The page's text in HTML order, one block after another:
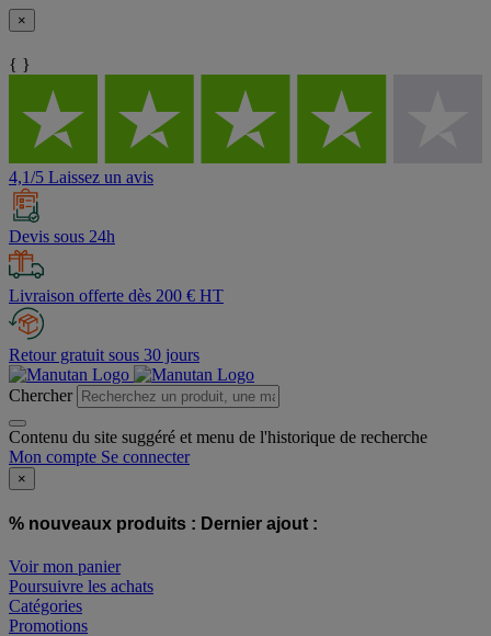
×
{ }
4,1/5 Laissez un avis
Devis sous 24h
Livraison offerte dès 200 € HT
Retour gratuit sous 30 jours
Chercher
Contenu du site suggéré et menu de l'historique de recherche
Mon compte Se connecter
×
% nouveaux produits : Dernier ajout :
Voir mon panier
Poursuivre les achats
Catégories
Promotions